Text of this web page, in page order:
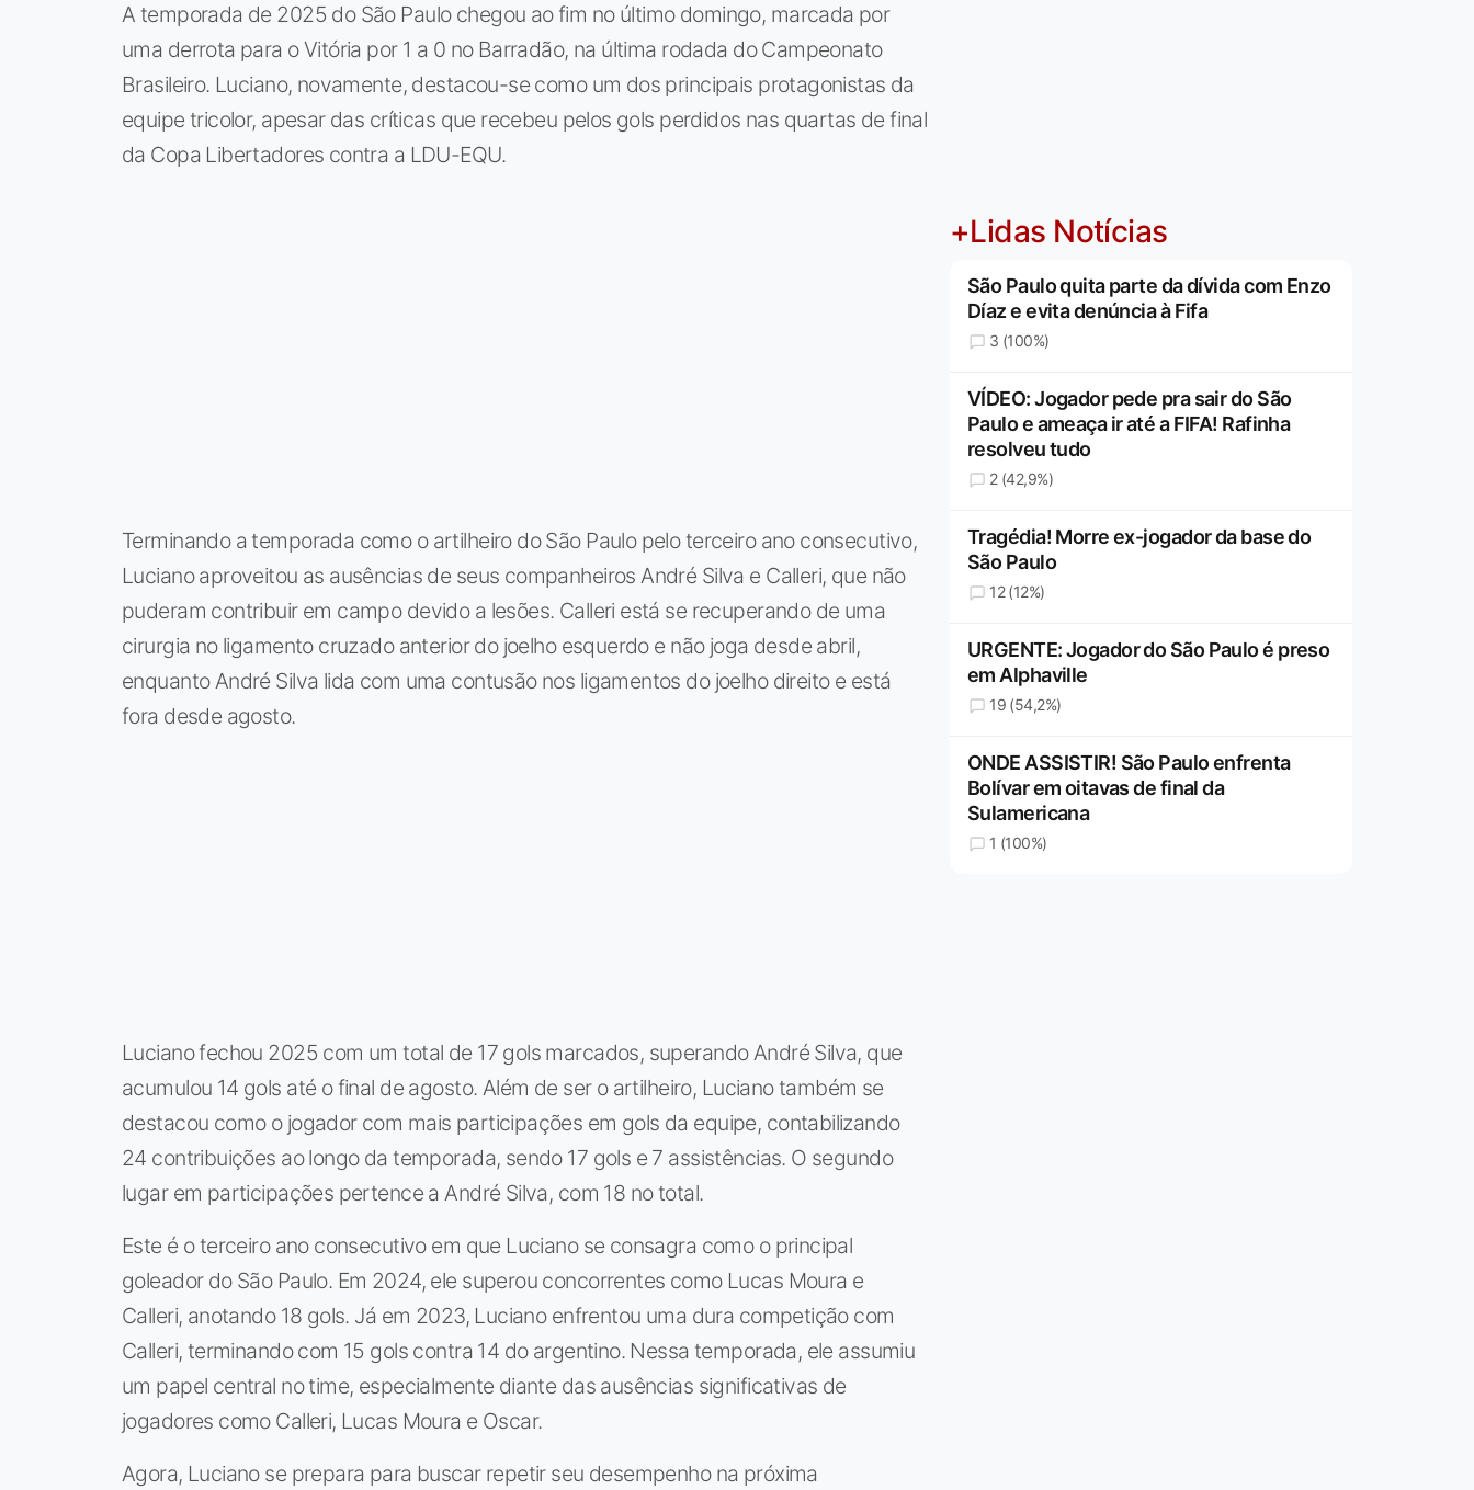
A temporada de 2025 do São Paulo chegou ao fim no último domingo, marcada por
uma derrota para o Vitória por 1 a 0 no Barradão, na última rodada do Campeonato
Brasileiro. Luciano, novamente, destacou-se como um dos principais protagonistas da
equipe tricolor, apesar das críticas que recebeu pelos gols perdidos nas quartas de final
da Copa Libertadores contra a LDU-EQU.
Terminando a temporada como o artilheiro do São Paulo pelo terceiro ano consecutivo,
Luciano aproveitou as ausências de seus companheiros André Silva e Calleri, que não
puderam contribuir em campo devido a lesões. Calleri está se recuperando de uma
cirurgia no ligamento cruzado anterior do joelho esquerdo e não joga desde abril,
enquanto André Silva lida com uma contusão nos ligamentos do joelho direito e está
fora desde agosto.
Luciano fechou 2025 com um total de 17 gols marcados, superando André Silva, que
acumulou 14 gols até o final de agosto. Além de ser o artilheiro, Luciano também se
destacou como o jogador com mais participações em gols da equipe, contabilizando
24 contribuições ao longo da temporada, sendo 17 gols e 7 assistências. O segundo
lugar em participações pertence a André Silva, com 18 no total.
Este é o terceiro ano consecutivo em que Luciano se consagra como o principal
goleador do São Paulo. Em 2024, ele superou concorrentes como Lucas Moura e
Calleri, anotando 18 gols. Já em 2023, Luciano enfrentou uma dura competição com
Calleri, terminando com 15 gols contra 14 do argentino. Nessa temporada, ele assumiu
um papel central no time, especialmente diante das ausências significativas de
jogadores como Calleri, Lucas Moura e Oscar.
Agora, Luciano se prepara para buscar repetir seu desempenho na próxima
+Lidas Notícias
São Paulo quita parte da dívida com Enzo
Díaz e evita denúncia à Fifa
3 (100%)
VÍDEO: Jogador pede pra sair do São
Paulo e ameaça ir até a FIFA! Rafinha
resolveu tudo
2 (42,9%)
Tragédia! Morre ex-jogador da base do
São Paulo
12 (12%)
URGENTE: Jogador do São Paulo é preso
em Alphaville
19 (54,2%)
ONDE ASSISTIR! São Paulo enfrenta
Bolívar em oitavas de final da
Sulamericana
1 (100%)